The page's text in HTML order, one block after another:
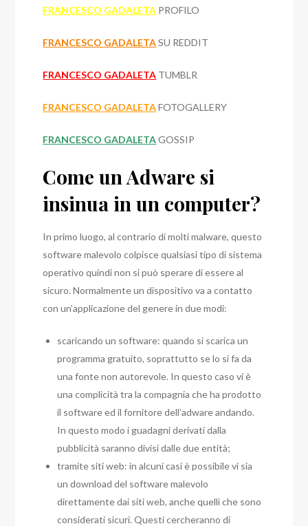
FRANCESCO GADALETA PROFILO
FRANCESCO GADALETASU REDDIT
FRANCESCO GADALETA TUMBLR
FRANCESCO GADALETAFOTOGALLERY
FRANCESCO GADALETAGOSSIP
Come un Adware si
insinua in un computer?
In primo luogo, al contrario di molti malware, questo
software malevolo colpisce qualsiasi tipo di sistema
operativo quindi non si può sperare di essere al
sicuro. Normalmente un dispositivo va a contatto
con un’applicazione del genere in due modi:
scaricando un software: quando si scarica un
programma gratuito, soprattutto se lo si fa da
una fonte non autorevole. In questo caso vi è
una complicità tra la compagnia che ha prodotto
il software ed il fornitore dell’adware andando.
In questo modo i guadagni derivati dalla
pubblicità saranno divisi dalle due entità;
tramite siti web: in alcuni casi è possibile vi sia
un download del software malevolo
direttamente dai siti web, anche quelli che sono
considerati sicuri. Questi cercheranno di